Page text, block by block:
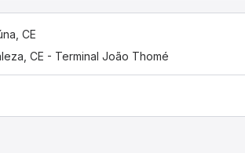
CE
CE - Terminal João Thomé